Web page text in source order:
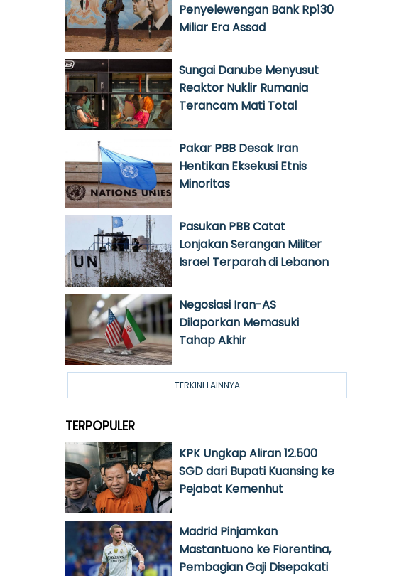
Penyelewengan Bank Rp130
Miliar Era Assad
Sungai Danube Menyusut
Reaktor Nuklir Rumania
Terancam Mati Total
Pakar PBB Desak Iran
Hentikan Eksekusi Etnis
Minoritas
Pasukan PBB Catat
Lonjakan Serangan Militer
Israel Terparah di Lebanon
Negosiasi Iran-AS
Dilaporkan Memasuki
Tahap Akhir
TERKINI LAINNYA
TERPOPULER
KPK Ungkap Aliran 12.500
SGD dari Bupati Kuansing ke
Pejabat Kemenhut
Madrid Pinjamkan
Mastantuono ke Fiorentina,
Pembagian Gaji Disepakati